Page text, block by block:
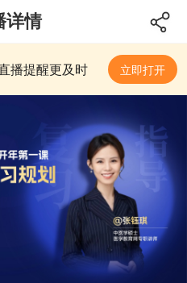
详情
播提醒更及时 立即打开